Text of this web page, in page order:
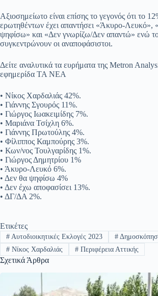
Αξιοσημείωτο είναι επίσης το γεγονός ότι το
ερωτηθέντων έχει απαντήσει «Άκυρο-Λευκό»,
ψηφίσω» και «Δεν γνωρίζω/Δεν απαντώ» ενώ
συγκεντρώνουν οι αναποφάσιστοι.
Δείτε αναλυτικά τα ευρήματα της Metron
εφημερίδα ΤΑ ΝΕΑ
• Νίκος Χαρδαλιάς 42%.
• Γιάννης Σγουρός 11%.
• Γιώργος Ιωακειμίδης 7%.
• Μαριάνα Τσίχλη 6%.
• Γιάννης Πρωτούλης 4%.
• Φίλιππος Καμπούρης 3%.
• Κων/νος Τουλγαρίδης 1%.
• Γιώργος Δημητρίου 1%
• Άκυρο-Λευκό 6%.
• Δεν θα ψηφίσω 4%
• Δεν έχω αποφασίσει 13%.​
• ΔΓ/ΔΑ 2%.
Ετικέτες
#Αυτοδιοικητικές Εκλογές 2023 #
#Νίκος Χαρδαλιάς #Περιφέρεια Αττικής
Σχετικά Άρθρα